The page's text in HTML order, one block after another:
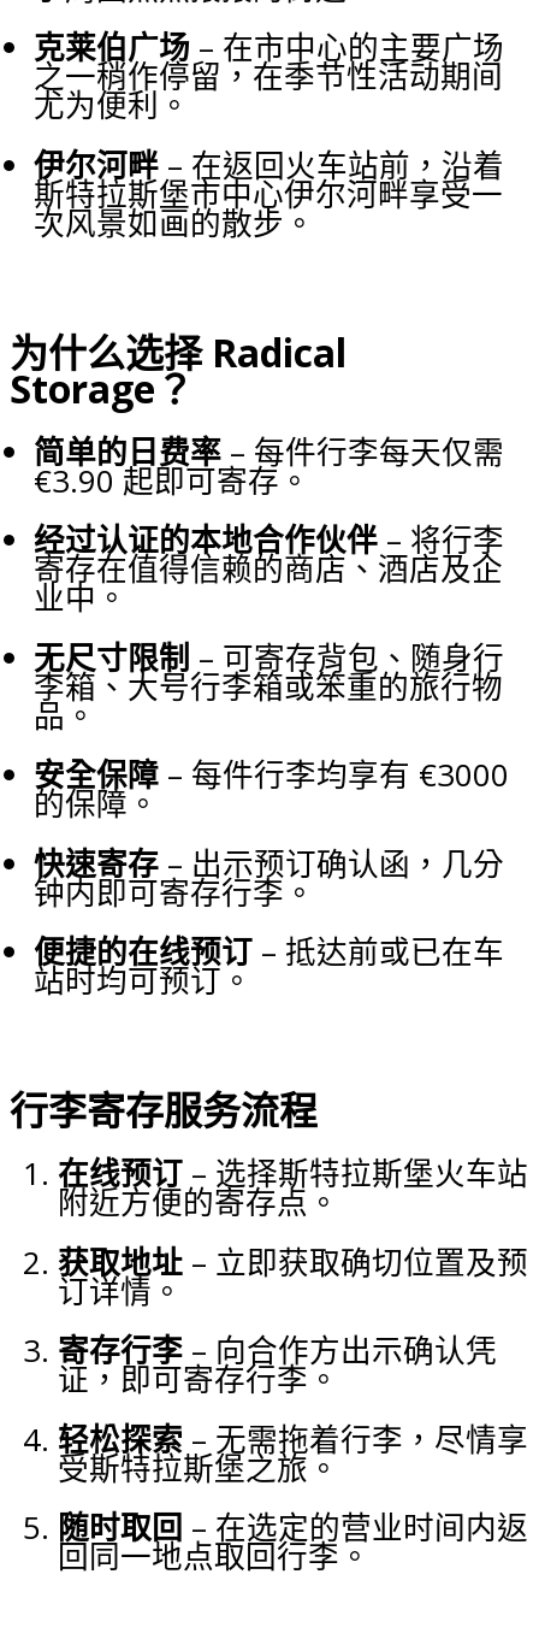
克莱伯广场 – 在市中心的主要广场
之一稍作停留，在季节性活动期间
尤为便利。
伊尔河畔 – 在返回火车站前，沿着
斯特拉斯堡市中心伊尔河畔享受一
次风景如画的散步。
为什么选择 Radical
Storage？
简单的日费率 – 每件行李每天仅需
€3.90 起即可寄存。
经过认证的本地合作伙伴 – 将行李
寄存在值得信赖的商店、酒店及企
业中。
无尺寸限制 – 可寄存背包、随身行
李箱、大号行李箱或笨重的旅行物
品。
安全保障 – 每件行李均享有 €3000
的保障。
快速寄存 – 出示预订确认函，几分
钟内即可寄存行李。
便捷的在线预订 – 抵达前或已在车
站时均可预订。
行李寄存服务流程
在线预订 – 选择斯特拉斯堡火车站
附近方便的寄存点。
获取地址 – 立即获取确切位置及预
订详情。
寄存行李 – 向合作方出示确认凭
证，即可寄存行李。
轻松探索 – 无需拖着行李，尽情享
受斯特拉斯堡之旅。
随时取回 – 在选定的营业时间内返
回同一地点取回行李。